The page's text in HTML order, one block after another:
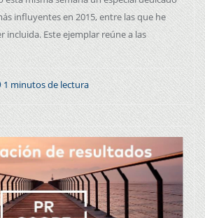
influyentes en 2015, entre las que he
incluida. Este ejemplar reúne a las
1 minutos de lectura